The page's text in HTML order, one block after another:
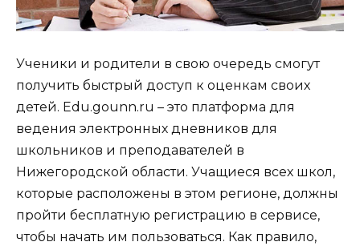
Ученики и родители в свою очередь смогут
получить быстрый доступ к оценкам своих
детей. Edu.gounn.ru – это платформа для
ведения электронных дневников для
школьников и преподавателей в
Нижегородской области. Учащиеся всех школ,
которые расположены в этом регионе, должны
пройти бесплатную регистрацию в сервисе,
чтобы начать им пользоваться. Как правило,